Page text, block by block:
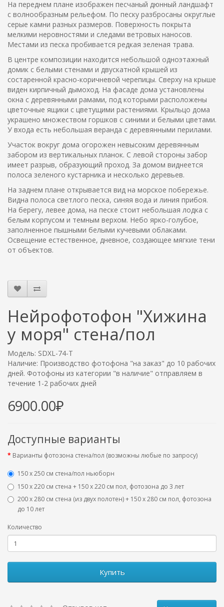
На переднем плане изображен песчаный дюнный ландшафт
с волнообразным рельефом. По песку разбросаны округлые
серые камни разных размеров. Поверхность покрыта
мелкими неровностями и следами ветровых наносов.
Местами из песка пробивается редкая зеленая трава.
В центре композиции находится небольшой одноэтажный
домик с белыми стенами и двускатной крышей из
состаренной красно-коричневой черепицы. Сверху на крыше
виден кирпичный дымоход. На фасаде дома установлены
окна с деревянными рамами, под которыми расположены
цветочные ящики с цветущими растениями. Крыльцо дома
украшено множеством горшков с синими и белыми цветами.
У входа есть небольшая веранда с деревянными перилами.
Участок вокруг дома огорожен невысоким деревянным
забором из вертикальных планок. С левой стороны забор
имеет разрыв, образующий проход. За домом виднеется
полоса зеленого кустарника и несколько деревьев.
На заднем плане открывается вид на морское побережье.
Видна полоса светлого песка, синяя вода и линия прибоя.
На берегу, левее дома, на песке стоит небольшая лодка с
белым корпусом и темным верхом. Небо ярко-голубое,
заполненное пышными белыми кучевыми облаками.
Освещение естественное, дневное, создающее мягкие тени
от объектов.
Нейрофотофон "Хижина
у моря" стена/пол
Модель: SDXL-74-T
Наличие: Производство фотофона "на заказ" до 10 рабочих
дней. Фотофоны из категории "в наличие" отправляем в
течение 1-2 рабочих дней
6900.00₽
Доступные варианты
Варианты фотозона стена/пол (возможны любые по запросу)
150 х 250 см стена/пол ньюборн
150 х 220 см стена + 150 х 220 см пол, фотозона до 3 лет
200 х 280 см стена (из двух полотен) + 150 х 280 см пол, фотозона
до 10 лет
Количество
Купить